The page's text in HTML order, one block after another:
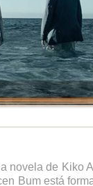
novela de Kiko
Bum está